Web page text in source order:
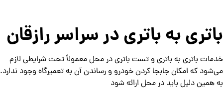
باتری به باتری در سراسر رازقان
خدمات باتری به باتری و تست باتری در محل معمولاً تحت شرایطی لازم
می‌شود که امکان جابجا کردن خودرو و رساندن آن به تعمیرگاه وجود ندارد.
به همین دلیل باید در محل ارائه شود